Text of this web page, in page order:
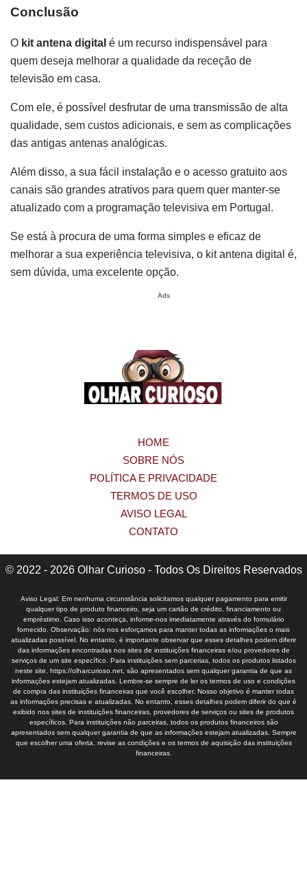
Conclusão
O kit antena digital é um recurso indispensável para
quem deseja melhorar a qualidade da receção de
televisão em casa.
Com ele, é possível desfrutar de uma transmissão de alta
qualidade, sem custos adicionais, e sem as complicações
das antigas antenas analógicas.
Além disso, a sua fácil instalação e o acesso gratuito aos
canais são grandes atrativos para quem quer manter-se
atualizado com a programação televisiva em Portugal.
Se está à procura de uma forma simples e eficaz de
melhorar a sua experiência televisiva, o kit antena digital é,
sem dúvida, uma excelente opção.
Ads
HOME
SOBRE NÓS
POLÍTICA E PRIVACIDADE
TERMOS DE USO
AVISO LEGAL
CONTATO
© 2022 - 2026 Olhar Curioso - Todos Os Direitos Reservados
Aviso Legal: Em nenhuma circunstância solicitamos qualquer pagamento para emitir
qualquer tipo de produto financeiro, seja um cartão de crédito, financiamento ou
empréstimo. Caso isso aconteça, informe-nos imediatamente através do formulário
fornecido. Observação: nós nos esforçamos para manter todas as informações o mais
atualizadas possível. No entanto, é importante observar que esses detalhes podem diferir
das informações encontradas nos sites de instituições financeiras e/ou provedores de
serviços de um site específico. Para instituições sem parcerias, todos os produtos listados
neste site, https://olharcurioso.net, são apresentados sem qualquer garantia de que as
informações estejam atualizadas. Lembre-se sempre de ler os termos de uso e condições
de compra das instituições financeiras que você escolher. Nosso objetivo é manter todas
as informações precisas e atualizadas. No entanto, esses detalhes podem diferir do que é
exibido nos sites de instituições financeiras, provedores de serviços ou sites de produtos
específicos. Para instituições não parceiras, todos os produtos financeiros são
apresentados sem qualquer garantia de que as informações estejam atualizadas. Sempre
que escolher uma oferta, revise as condições e os termos de aquisição das instituições
financeiras.